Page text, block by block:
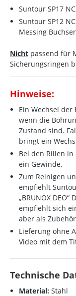
Suntour SP17
Suntour SP12
Messing
Nicht passend für
Sicherungsringen
Hinweise:
Ein Wechsel
wenn die
Zustand sind.
bringt ein
Bei den Rillen
ein Gewinde.
Zum Reinigen
empfiehlt
„BRUNOX
empfiehlt sich
aber als
Lieferung ohne
Video mit dem
Technische
Material: Stahl